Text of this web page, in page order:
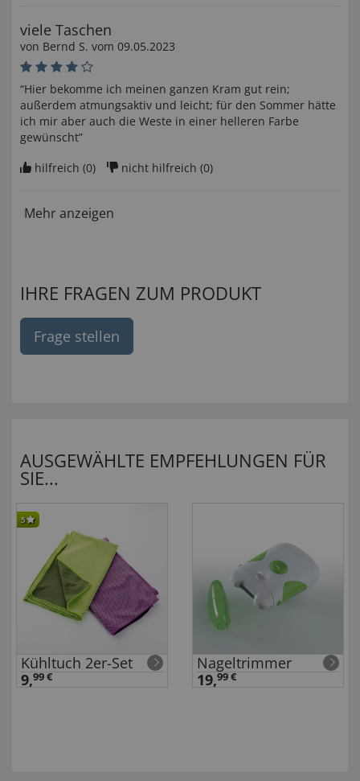
viele Taschen
von Bernd S. vom 09.05.2023
“Hier bekomme ich meinen ganzen Kram gut rein;
außerdem atmungsaktiv und leicht; für den Sommer hätte
ich mir aber auch die Weste in einer helleren Farbe
gewünscht”
hilfreich (0) nicht hilfreich (0)
Mehr anzeigen
IHRE FRAGEN ZUM PRODUKT
Frage stellen
AUSGEWÄHLTE EMPFEHLUNGEN FÜR
SIE...
5
Kühltuch 2er-Set
9,99 €
Nageltrimmer
19,99 €